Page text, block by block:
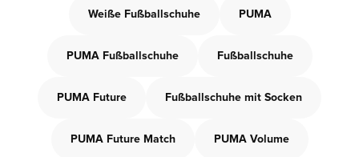
Weiße Fußballschuhe PUMA
PUMA Fußballschuhe Fußballschuhe
PUMA Future Fußballschuhe mit Socken
PUMA Future Match PUMA Volume